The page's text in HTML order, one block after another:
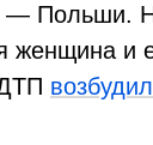
— Польши.
женщина и